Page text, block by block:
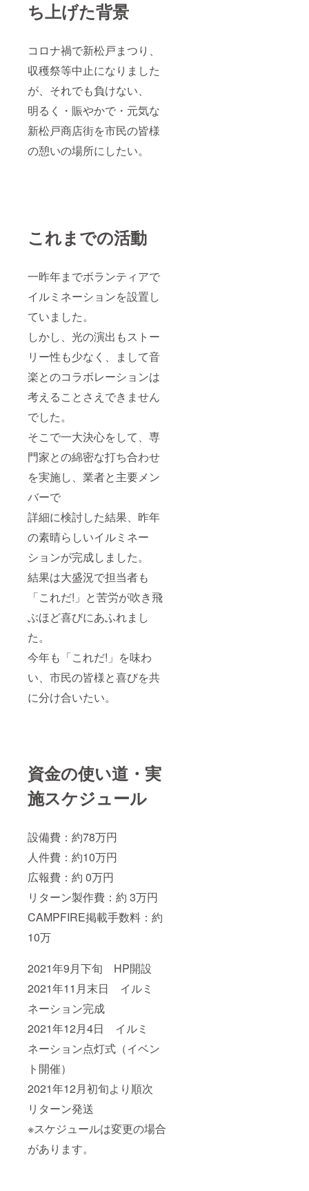
ち上げた背景
コロナ禍で新松戸まつり、
収穫祭等中止になりました
が、それでも負けない、
明るく・賑やかで・元気な
新松戸商店街を市民の皆様
の憩いの場所にしたい。
これまでの活動
一昨年までボランティアで
イルミネーションを設置し
ていました。
しかし、光の演出もストー
リー性も少なく、まして音
楽とのコラボレーションは
考えることさえできません
でした。
そこで一大決心をして、専
門家との綿密な打ち合わせ
を実施し、業者と主要メン
バーで
詳細に検討した結果、昨年
の素晴らしいイルミネー
ションが完成しました。
結果は大盛況で担当者も
「これだ!」と苦労が吹き飛
ぶほど喜びにあふれまし
た。
今年も「これだ!」を味わ
い、市民の皆様と喜びを共
に分け合いたい。
資金の使い道・実
施スケジュール
設備費：約78万円
人件費：約10万円
広報費：約 0万円
リターン製作費：約 3万円
CAMPFIRE掲載手数料：約
10万
2021年9月下旬 HP開設
2021年11月末日 イルミ
ネーション完成
2021年12月4日 イルミ
ネーション点灯式（イベン
ト開催）
2021年12月初旬より順次
リターン発送
※スケジュールは変更の場合
があります。